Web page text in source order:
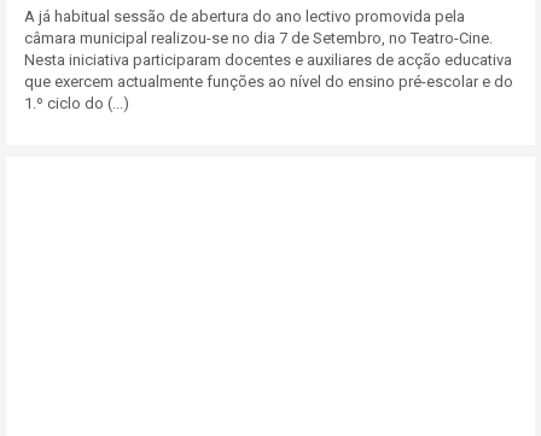
A já habitual sessão de abertura do ano lectivo promovida pela
câmara municipal realizou-se no dia 7 de Setembro, no Teatro-Cine.
Nesta iniciativa participaram docentes e auxiliares de acção educativa
que exercem actualmente funções ao nível do ensino pré-escolar e do
1.º ciclo do (...)